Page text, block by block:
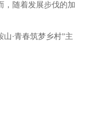
，随着发展步伐的加
·青春筑梦乡村”主